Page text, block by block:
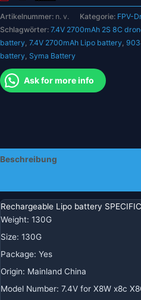
Syma
X8C
X8W
X8G
X8
RC
Drohnen
Menge
Artikelnummer: n. v. Kategorie: FPV-
Schlagwörter: 7.4V 2700mAh 2S 8C
battery 7.4V 2700mAh Lipo battery
battery Syma Battery
Ask for more info
Beschreibung
Rechargeable Lipo battery
Weight: 130G
Size: 130G
Package: Yes
Origin: Mainland China
Model Number: 7.4V for X8W x8c